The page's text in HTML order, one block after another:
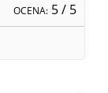
OCENA: 5/ 5